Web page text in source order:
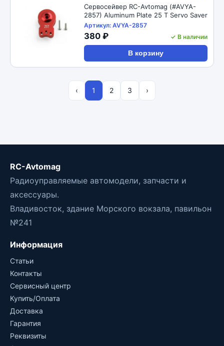
Сервосейвер RC-Avtomag (#AVYA-
2857) Aluminum Plate 25 T Servo Saver
Артикул: AVYA-2857
380 ₽ ✓ В наличии
В корзину
‹ 1 2 3 ›
RC-Avtomag
Радиоуправляемые автомодели, запчасти и
аксессуары.
Владивосток, здание Морского вокзала, павильон
№241
Информация
Статьи
Контакты
Сервисный центр
Купить/Оплата
Доставка
Гарантия
Реквизиты